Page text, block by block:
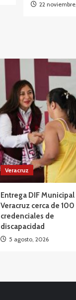
22
Veracruz
Entrega DIF Municipal
Veracruz cerca de 100
credenciales de
discapacidad
5 agosto, 2026